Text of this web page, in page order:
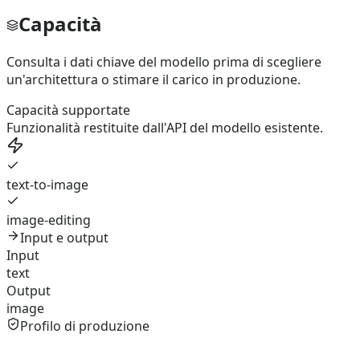
Capacità
Consulta i dati chiave del modello prima di scegliere
un'architettura o stimare il carico in produzione.
Capacità supportate
Funzionalità restituite dall'API del modello esistente.
text-to-image
image-editing
Input e output
Input
text
Output
image
Profilo di produzione